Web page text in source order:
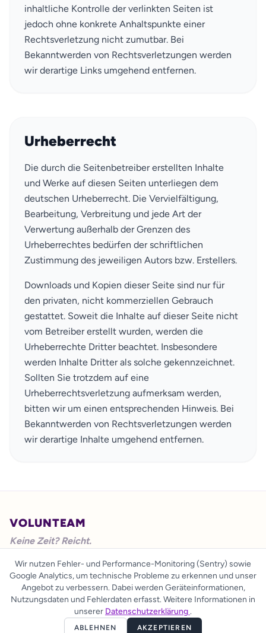
inhaltliche Kontrolle der verlinkten Seiten ist
jedoch ohne konkrete Anhaltspunkte einer
Rechtsverletzung nicht zumutbar. Bei
Bekanntwerden von Rechtsverletzungen werden
wir derartige Links umgehend entfernen.
Urheberrecht
Die durch die Seitenbetreiber erstellten Inhalte
und Werke auf diesen Seiten unterliegen dem
deutschen Urheberrecht. Die Vervielfältigung,
Bearbeitung, Verbreitung und jede Art der
Verwertung außerhalb der Grenzen des
Urheberrechtes bedürfen der schriftlichen
Zustimmung des jeweiligen Autors bzw. Erstellers.
Downloads und Kopien dieser Seite sind nur für
den privaten, nicht kommerziellen Gebrauch
gestattet. Soweit die Inhalte auf dieser Seite nicht
vom Betreiber erstellt wurden, werden die
Urheberrechte Dritter beachtet. Insbesondere
werden Inhalte Dritter als solche gekennzeichnet.
Sollten Sie trotzdem auf eine
Urheberrechtsverletzung aufmerksam werden,
bitten wir um einen entsprechenden Hinweis. Bei
Bekanntwerden von Rechtsverletzungen werden
wir derartige Inhalte umgehend entfernen.
VOLUNTEAM
Keine Zeit? Reicht.
FAQ· Spenden · Impressum·AGB ·Datenschutz·Cookie-Einstellungen
Copyright © 2024 - 2026 Socialsquared gUG (haftungsbeschränkt). Alle
Rechte vorbehalten.
Wir nutzen Fehler- und Performance-Monitoring (Sentry) sowie
Google Analytics, um technische Probleme zu erkennen und unser
Angebot zu verbessern. Dabei werden Geräteinformationen,
Nutzungsdaten und Fehlerdaten erfasst. Weitere Informationen in
unserer Datenschutzerklärung.
ABLEHNEN AKZEPTIEREN